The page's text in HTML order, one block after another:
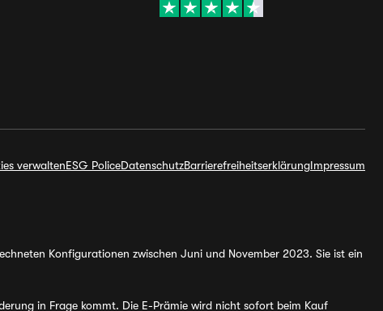
verwaltenESG PoliceDatenschutzBarrierefreiheitserklärungImpressum
Konfigurationen zwischen Juni und November 2023. Sie ist ein
in Frage kommt. Die E-Prämie wird nicht sofort beim Kauf